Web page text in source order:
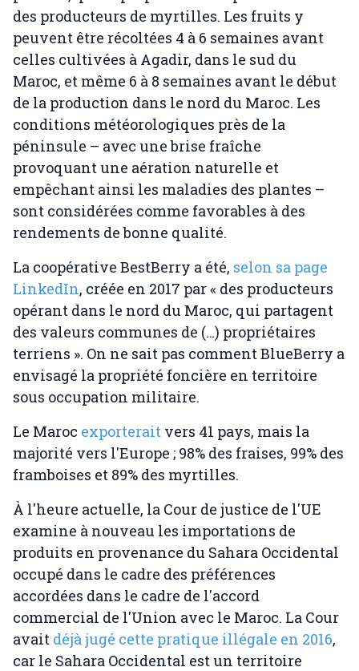
des producteurs de myrtilles. Les fruits y
peuvent être récoltées 4 à 6 semaines avant
celles cultivées à Agadir, dans le sud du
Maroc, et même 6 à 8 semaines avant le début
de la production dans le nord du Maroc. Les
conditions météorologiques près de la
péninsule – avec une brise fraîche
provoquant une aération naturelle et
empêchant ainsi les maladies des plantes –
sont considérées comme favorables à des
rendements de bonne qualité.
La coopérative BestBerry a été, selon sa page
LinkedIn, créée en 2017 par « des producteurs
opérant dans le nord du Maroc, qui partagent
des valeurs communes de (…) propriétaires
terriens ». On ne sait pas comment BlueBerry a
envisagé la propriété foncière en territoire
sous occupation militaire.
Le Maroc exporterait vers 41 pays, mais la
majorité vers l'Europe ; 98% des fraises, 99% des
framboises et 89% des myrtilles.
À l'heure actuelle, la Cour de justice de l'UE
examine à nouveau les importations de
produits en provenance du Sahara Occidental
occupé dans le cadre des préférences
accordées dans le cadre de l'accord
commercial de l'Union avec le Maroc. La Cour
avait déjà jugé cette pratique illégale en 2016,
car le Sahara Occidental est un territoire